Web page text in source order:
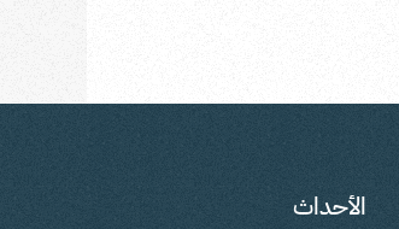
الأحداث